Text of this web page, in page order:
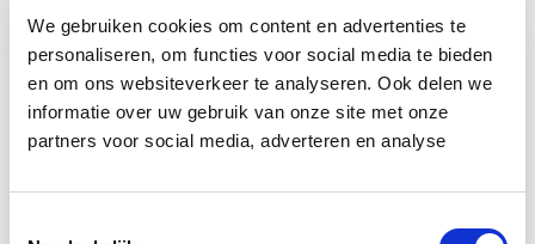
We gebruiken cookies om content en advertenties te
personaliseren, om functies voor social media te bieden
en om ons websiteverkeer te analyseren. Ook delen we
informatie over uw gebruik van onze site met onze
partners voor social media, adverteren en analyse
Relevant bij dit artikel
Vastgoedrecht & Bouwrecht